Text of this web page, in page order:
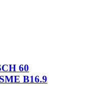
60
B16.9